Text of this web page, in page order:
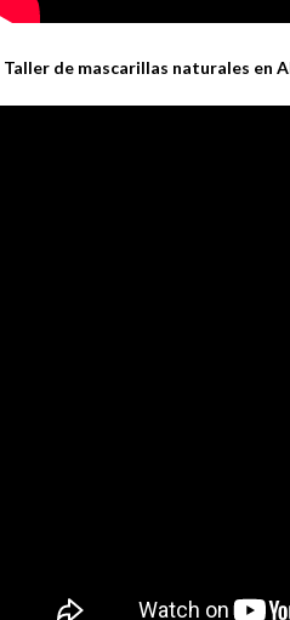
Taller de mascarillas naturales en